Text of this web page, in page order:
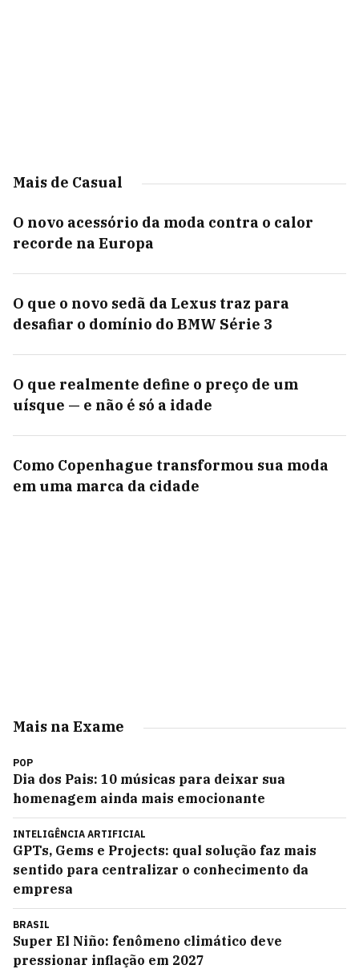
Mais de Casual
O novo acessório da moda contra o calor
recorde na Europa
O que o novo sedã da Lexus traz para
desafiar o domínio do BMW Série 3
O que realmente define o preço de um
uísque — e não é só a idade
Como Copenhague transformou sua moda
em uma marca da cidade
Mais na Exame
POP
Dia dos Pais: 10 músicas para deixar sua
homenagem ainda mais emocionante
INTELIGÊNCIA ARTIFICIAL
GPTs, Gems e Projects: qual solução faz mais
sentido para centralizar o conhecimento da
empresa
BRASIL
Super El Niño: fenômeno climático deve
pressionar inflação em 2027